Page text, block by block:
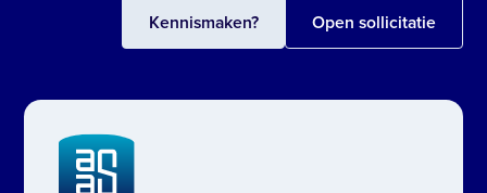
Kennismaken? Open sollicitatie